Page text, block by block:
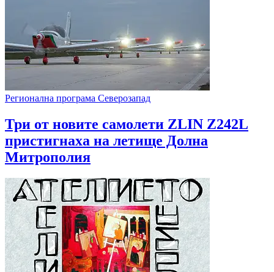
Регионална програма Северозапад
Три от новите самолети ZLIN Z242L
пристигнаха на летище Долна
Митрополия